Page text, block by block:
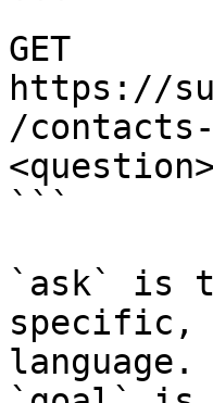
```
GET
https://
/
```
`ask` is
specific,
language.